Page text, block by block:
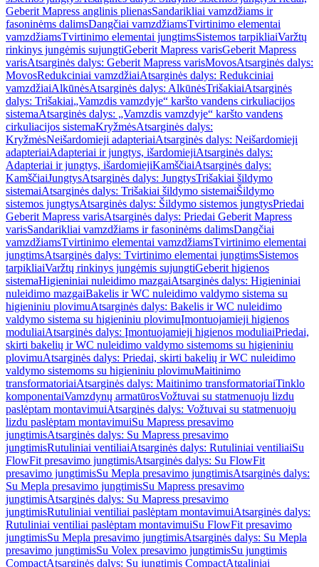
Geberit Mapress anglinis plienasSandarikliai vamzdžiams ir
fasoninėms dalimsDangčiai vamzdžiamsTvirtinimo elementai
vamzdžiamsTvirtinimo elementai jungtimsSistemos tarpikliaiVaržtų
rinkinys jungėmis sujungtiGeberit Mapress varisGeberit Mapress
varisAtsarginės dalys: Geberit Mapress varisMovosAtsarginės dalys:
MovosRedukciniai vamzdžiaiAtsarginės dalys: Redukciniai
vamzdžiaiAlkūnėsAtsarginės dalys: AlkūnėsTrišakiaiAtsarginės
dalys: Trišakiai„Vamzdis vamzdyje“ karšto vandens cirkuliacijos
sistemaAtsarginės dalys: „Vamzdis vamzdyje“ karšto vandens
cirkuliacijos sistemaKryžmėsAtsarginės dalys:
KryžmėsNeišardomieji adapteriaiAtsarginės dalys: Neišardomieji
adapteriaiAdapteriai ir jungtys, išardomiejiAtsarginės dalys:
Adapteriai ir jungtys, išardomiejiKamščiaiAtsarginės dalys:
KamščiaiJungtysAtsarginės dalys: JungtysTrišakiai šildymo
sistemaiAtsarginės dalys: Trišakiai šildymo sistemaiŠildymo
sistemos jungtysAtsarginės dalys: Šildymo sistemos jungtysPriedai
Geberit Mapress varisAtsarginės dalys: Priedai Geberit Mapress
varisSandarikliai vamzdžiams ir fasoninėms dalimsDangčiai
vamzdžiamsTvirtinimo elementai vamzdžiamsTvirtinimo elementai
jungtimsAtsarginės dalys: Tvirtinimo elementai jungtimsSistemos
tarpikliaiVaržtų rinkinys jungėmis sujungtiGeberit higienos
sistemaHigieniniai nuleidimo mazgaiAtsarginės dalys: Higieniniai
nuleidimo mazgaiBakelis ir WC nuleidimo valdymo sistema su
higieniniu plovimuAtsarginės dalys: Bakelis ir WC nuleidimo
valdymo sistema su higieniniu plovimuĮmontuojamieji higienos
moduliaiAtsarginės dalys: Įmontuojamieji higienos moduliaiPriedai,
skirti bakelių ir WC nuleidimo valdymo sistemoms su higieniniu
plovimuAtsarginės dalys: Priedai, skirti bakelių ir WC nuleidimo
valdymo sistemoms su higieniniu plovimuMaitinimo
transformatoriaiAtsarginės dalys: Maitinimo transformatoriaiTinklo
komponentaiVamzdynų armatūrosVožtuvai su statmenuoju lizdu
paslėptam montavimuiAtsarginės dalys: Vožtuvai su statmenuoju
lizdu paslėptam montavimuiSu Mapress presavimo
jungtimisAtsarginės dalys: Su Mapress presavimo
jungtimisRutuliniai ventiliaiAtsarginės dalys: Rutuliniai ventiliaiSu
FlowFit presavimo jungtimisAtsarginės dalys: Su FlowFit
presavimo jungtimisSu Mepla presavimo jungtimisAtsarginės dalys:
Su Mepla presavimo jungtimisSu Mapress presavimo
jungtimisAtsarginės dalys: Su Mapress presavimo
jungtimisRutuliniai ventiliai paslėptam montavimuiAtsarginės dalys:
Rutuliniai ventiliai paslėptam montavimuiSu FlowFit presavimo
jungtimisSu Mepla presavimo jungtimisAtsarginės dalys: Su Mepla
presavimo jungtimisSu Volex presavimo jungtimisSu jungtimis
CompactAtsarginės dalys: Su jungtimis CompactAtgaliniai